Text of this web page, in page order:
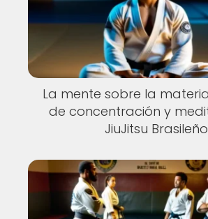
La mente sobre la
de concentración y
JiuJitsu Brasileño